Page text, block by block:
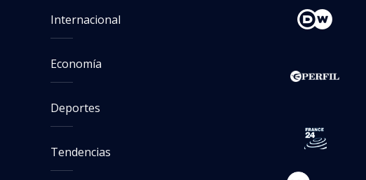
Internacional
Economía
Deportes
Tendencias